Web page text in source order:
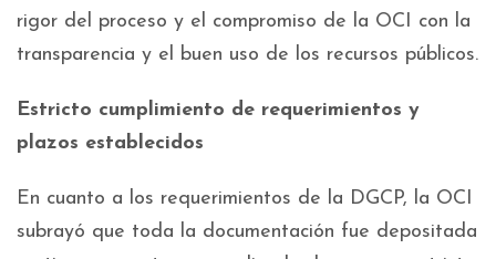
rigor del proceso y el compromiso de la OCI con la
transparencia y el buen uso de los recursos públicos.
Estricto cumplimiento de requerimientos y
plazos establecidos
En cuanto a los requerimientos de la DGCP, la OCI
subrayó que toda la documentación fue depositada